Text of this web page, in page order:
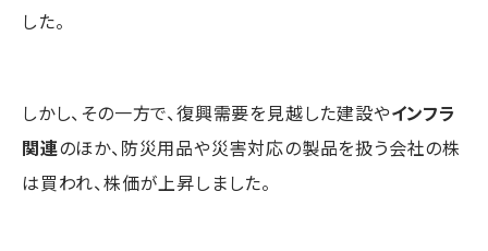
した。
しかし、その一方で、復興需要を見越した建設やインフラ
関連のほか、防災用品や災害対応の製品を扱う会社の株
は買われ、株価が上昇しました。